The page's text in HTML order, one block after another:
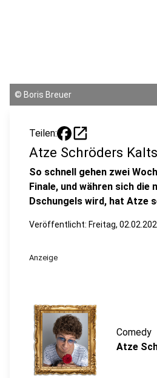
© Boris Breuer
Teilen: open_in_new
Atze Schröders
So schnell gehen zwei
Finale, und währen sich die
Dschungels wird, hat Atze
Veröffentlicht: Freitag,
Anzeige
Comedy
Atze